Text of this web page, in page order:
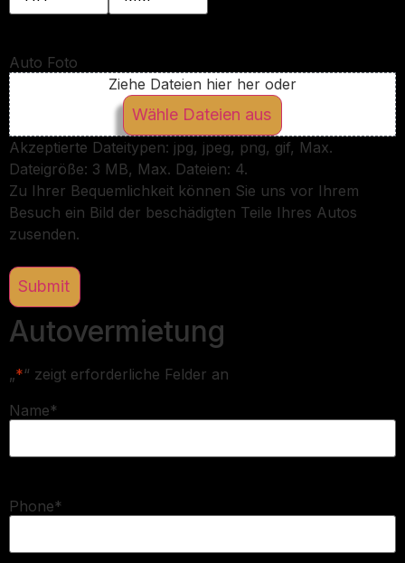
Auto Foto
Ziehe Dateien hier her oder
Wähle Dateien aus
Akzeptierte Dateitypen: jpg, jpeg, png, gif, Max.
Dateigröße: 3 MB, Max. Dateien: 4.
Zu Ihrer Bequemlichkeit können Sie uns vor Ihrem
Besuch ein Bild der beschädigten Teile Ihres Autos
zusenden.
Autovermietung
„*“ zeigt erforderliche Felder an
Name*
Phone*